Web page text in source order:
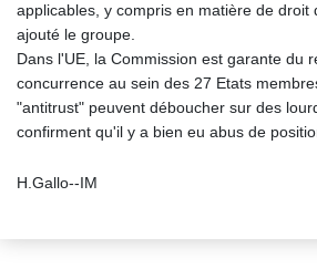
applicables, y compris en matière de droit
ajouté le groupe.
Dans l'UE, la Commission est garante du
concurrence au sein des 27 Etats
"antitrust" peuvent déboucher sur des
confirment qu'il y a bien eu abus de
H.Gallo--IM